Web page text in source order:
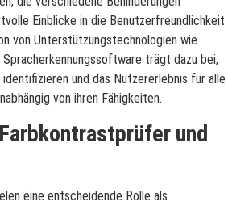
Einblicke in die Benutzerfreundlichkeit
von Unterstützungstechnologien wie
trägt dazu bei,
und das Nutzererlebnis für alle
von ihren Fähigkeiten.
und
eine entscheidende Rolle als